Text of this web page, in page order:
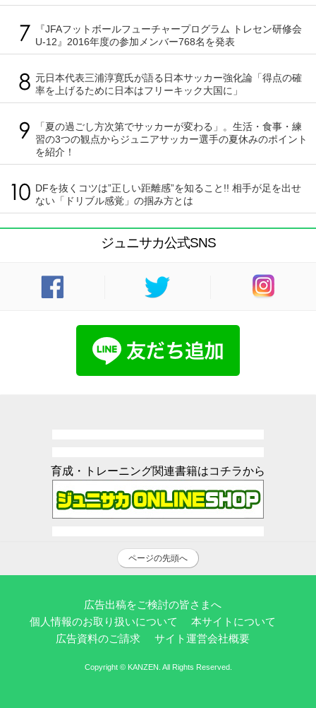
『JFAフットボールフューチャープログラム トレセン研修会
U-12』2016年度の参加メンバー768名を発表
元日本代表三浦淳寛氏が語る日本サッカー強化論「得点の確
率を上げるために日本はフリーキック大国に」
「夏の過ごし方次第でサッカーが変わる」。生活・食事・練
習の3つの観点からジュニアサッカー選手の夏休みのポイント
を紹介！
DFを抜くコツは”正しい距離感”を知ること!! 相手が足を出せ
ない「ドリブル感覚」の掴み方とは
ジュニサカ公式SNS
育成・トレーニング関連書籍はコチラから
ページの先頭へ
広告出稿をご検討の皆さまへ
個人情報のお取り扱いについて
本サイトについて
広告資料のご請求
サイト運営会社概要
Copyright © KANZEN. All Rights Reserved.